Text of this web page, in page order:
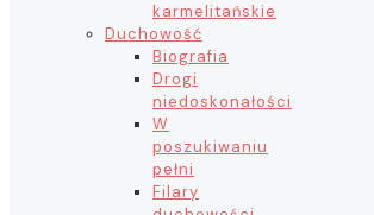
karmelitańskie
Duchowość
Biografia
Drogi
niedoskonałości
W
poszukiwaniu
pełni
Filary